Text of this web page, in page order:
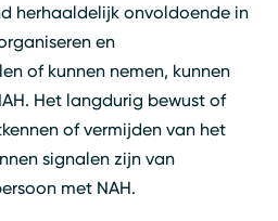
herhaaldelijk onvoldoende in
en
of kunnen nemen, kunnen
Het langdurig bewust of
of vermijden van het
signalen zijn van
met NAH.